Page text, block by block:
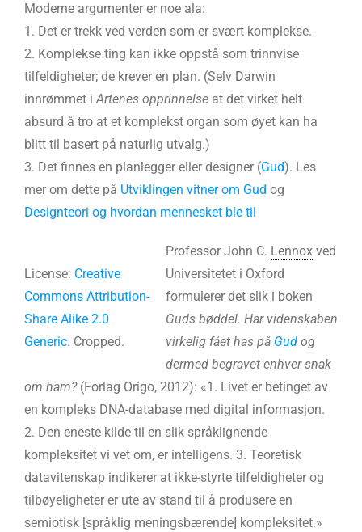
Moderne argumenter er noe ala:
1. Det er trekk ved verden som er svært komplekse.
2. Komplekse ting kan ikke oppstå som trinnvise
tilfeldigheter; de krever en plan. (Selv Darwin
innrømmet iArtenes opprinnelse at det virket helt
absurd å tro at et komplekst organ som øyet kan ha
blitt til basert på naturlig utvalg.)
3. Det finnes en planlegger eller designer (Gud). Les
mer om dette på Utviklingen vitner om Gud og
Designteori og hvordan mennesket ble til
License: Creative
Commons Attribution-
Share Alike 2.0
Generic. Cropped.
Professor John C. Lennox ved
Universitetet i Oxford
formulerer det slik i boken
Guds bøddel. Har videnskaben
virkelig fået has på Gud og
dermed begravet enhver snak
om ham?(Forlag Origo, 2012): «1. Livet er betinget av
en kompleks DNA-database med digital informasjon.
2. Den eneste kilde til en slik språklignende
kompleksitet vi vet om, er intelligens. 3. Teoretisk
datavitenskap indikerer at ikke-styrte tilfeldigheter og
tilbøyeligheter er ute av stand til å produsere en
semiotisk [språklig meningsbærende] kompleksitet.»